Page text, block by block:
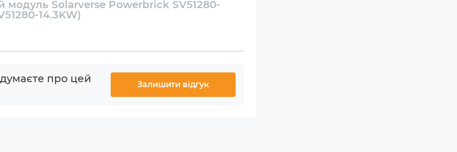
модуль Solarverse Powerbrick SV51280-
14.3KW)
про цей
Залишити відгук